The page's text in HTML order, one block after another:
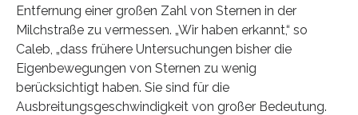
Entfernung einer großen Zahl von Sternen in der
Milchstraße zu vermessen. „Wir haben erkannt,“ so
Caleb, „dass frühere Untersuchungen bisher die
Eigenbewegungen von Sternen zu wenig
berücksichtigt haben. Sie sind für die
Ausbreitungsgeschwindigkeit von großer Bedeutung.